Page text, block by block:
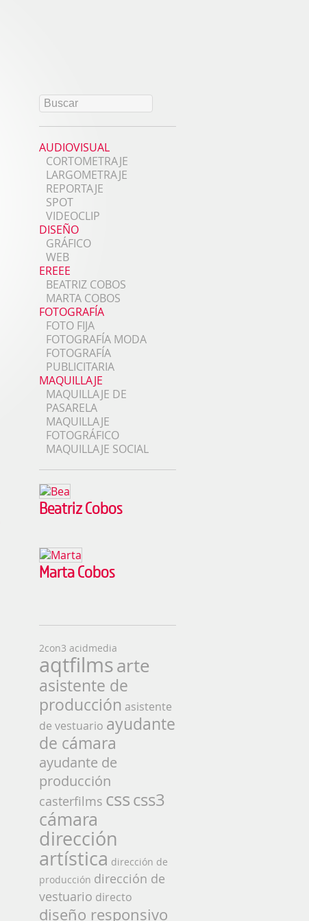
AUDIOVISUAL
CORTOMETRAJE
LARGOMETRAJE
REPORTAJE
SPOT
VIDEOCLIP
DISEÑO
GRÁFICO
WEB
EREEE
BEATRIZ COBOS
MARTA COBOS
FOTOGRAFÍA
FOTO FIJA
FOTOGRAFÍA MODA
FOTOGRAFÍA
PUBLICITARIA
MAQUILLAJE
MAQUILLAJE DE
PASARELA
MAQUILLAJE
FOTOGRÁFICO
MAQUILLAJE SOCIAL
Beatriz Cobos
Marta Cobos
2con3 acidmedia
aqtfilmsarte
asistente de
producción asistente
de vestuario ayudante
de cámara
ayudante de
producción
casterfilms csscss3
cámara
dirección
artística dirección de
producción dirección de
vestuario directo
diseño responsivo